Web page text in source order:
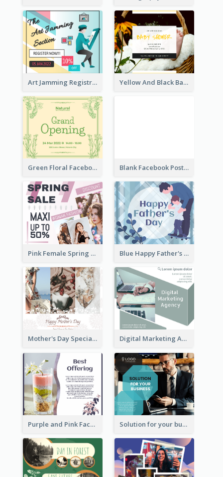
Art Jamming Registration Facebook Post Yellow And Black Baby Shower Facebook Post
Green Floral Facebook Post About Grand Opening Blank Facebook Post
Pink Female Spring Fashion Facebook Post Design Blue Happy Father's Day Facebook Post
Mother's Day Special Sale Orange Facebook Post Digital Marketing Agency Green Facebook Post
Purple and Pink Facebook Post Solution for your business Facebook Post